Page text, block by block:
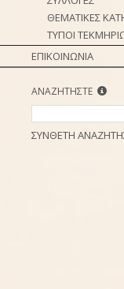
ΘΕΜΑΤΙΚΕΣ
ΤΥΠΟΙ
ΕΠΙΚΟΙΝΩΝΙΑ
ΑΝΑΖΗΤΗΣΤΕ
ΣΥΝΘΕΤΗ